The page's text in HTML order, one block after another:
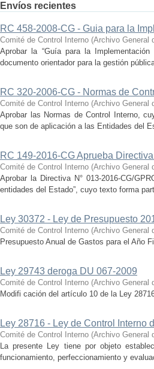
Envíos recientes
RC 458-2008-CG - Guia para la
Comité de Control Interno (Archivo General
Aprobar la “Guía para la
documento orientador para la gestión
RC 320-2006-CG - Normas de
Comité de Control Interno (Archivo General
Aprobar las Normas de Control Interno,
que son de aplicación a las Entidades del
RC 149-2016-CG Aprueba
Comité de Control Interno (Archivo General
Aprobar la Directiva N° 013-2016-CG/
entidades del Estado”, cuyo texto forma
Ley 30372 - Ley de Presupuesto
Comité de Control Interno (Archivo General
Presupuesto Anual de Gastos para el Año
Ley 29743 deroga DU 067-2009
Comité de Control Interno (Archivo General
Modifi cación del artículo 10 de la Ley
Ley 28716 - Ley de Control Interno
Comité de Control Interno (Archivo General
La presente Ley tiene por objeto
funcionamiento, perfeccionamiento y